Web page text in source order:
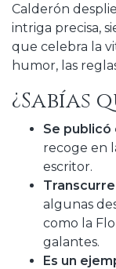
Calderón
intriga precisa, siendo el resultado una alegre pieza
que celebra la
humor, las
¿Sabías
Se publicó
recoge en
escritor.
algunas
como la
galantes.
Es un